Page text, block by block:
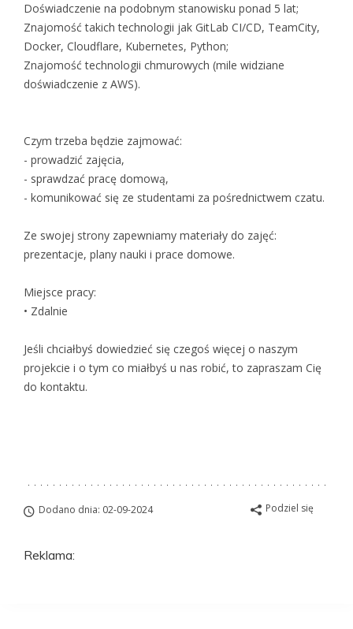
Doświadczenie na podobnym stanowisku ponad 5 lat;
Znajomość takich technologii jak GitLab CI/CD, TeamCity,
Docker, Cloudflare, Kubernetes, Python;
Znajomość technologii chmurowych (mile widziane
doświadczenie z AWS).
Czym trzeba będzie zajmować:
- prowadzić zajęcia,
- sprawdzać pracę domową,
- komunikować się ze studentami za pośrednictwem czatu.
Ze swojej strony zapewniamy materiały do ​​zajęć:
prezentacje, plany nauki i prace domowe.
Miejsce pracy:
• Zdalnie
Jeśli chciałbyś dowiedzieć się czegoś więcej o naszym
projekcie i o tym co miałbyś u nas robić, to zapraszam Cię
do kontaktu.
Dodano dnia: 02-09-2024 Podziel się
Reklama: